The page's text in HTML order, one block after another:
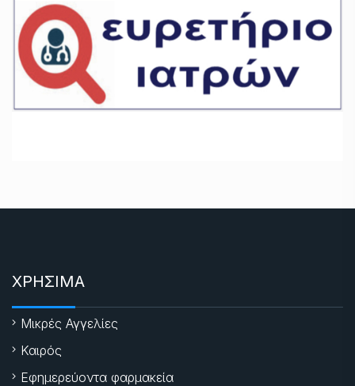
ΧΡΗΣΙΜΑ
Μικρές Αγγελίες
Καιρός
Εφημερεύοντα φαρμακεία